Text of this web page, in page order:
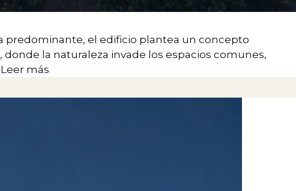
predominante, el edificio plantea un concepto
la naturaleza invade los espacios comunes,
Leer más